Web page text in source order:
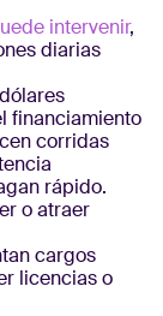
intervenir,
diarias
financiamiento
corridas
rápido.
o atraer
cargos
licencias o